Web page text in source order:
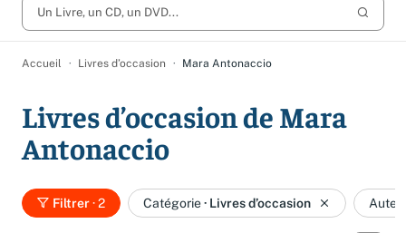
CD d'occasion
DVD d'occasion
Meilleures ventes
Activez les notifications dans votre compte pour être alerté dès
qu'il est en stock.
Un Livre, un CD, un DVD...
Accueil Livres d’occasion Mara Antonaccio
Livres d’occasion de Mara
Antonaccio
Filtrer· 2 Catégorie· Livres d’occasion